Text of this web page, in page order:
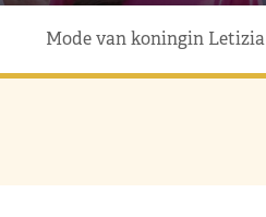
Mode van koningin Letizia